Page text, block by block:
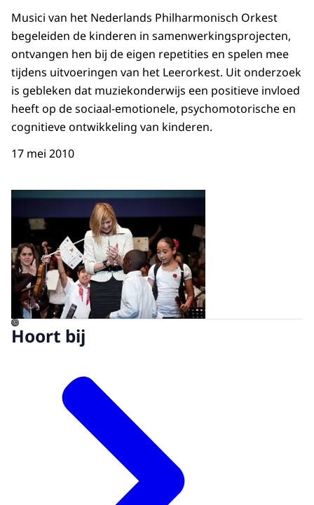
Musici van het Nederlands Philharmonisch Orkest
begeleiden de kinderen in samenwerkingsprojecten,
ontvangen hen bij de eigen repetities en spelen mee
tijdens uitvoeringen van het Leerorkest. Uit onderzoek
is gebleken dat muziekonderwijs een positieve invloed
heeft op de sociaal-emotionele, psychomotorische en
cognitieve ontwikkeling van kinderen.
17 mei 2010
Open de galerij in vergrote
©
Hoort bij